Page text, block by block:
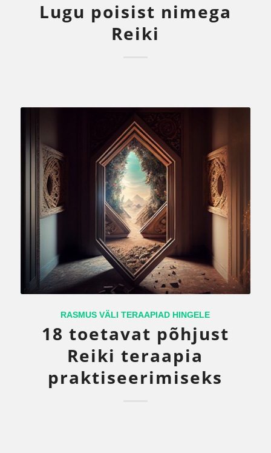
Lugu poisist nimega
Reiki
RASMUS VÄLI TERAAPIAD HINGELE
18 toetavat põhjust
Reiki teraapia
praktiseerimiseks